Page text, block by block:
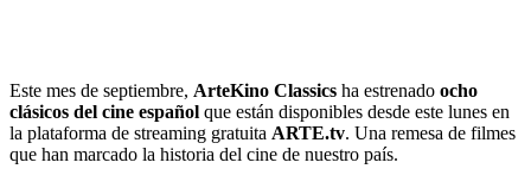
Este mes de septiembre, ArteKino Classics ha estrenado ocho
clásicos del cine español que están disponibles desde este lunes en
la plataforma de streaming gratuita ARTE.tv. Una remesa de filmes
que han marcado la historia del cine de nuestro país.